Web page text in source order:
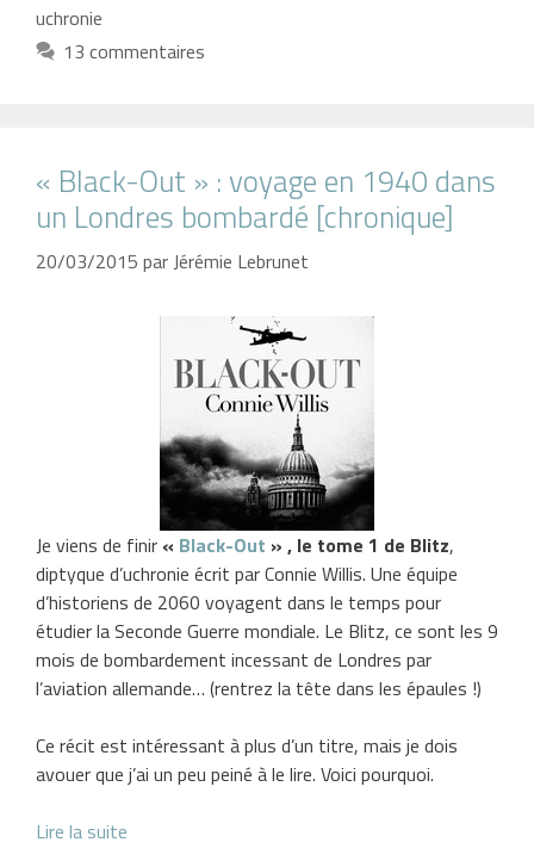
uchronie
13 commentaires
« Black-Out » : voyage en 1940 dans
un Londres bombardé [chronique]
20/03/2015 par Jérémie Lebrunet
Je viens de finir « Black-Out » , le tome 1 de Blitz,
diptyque d’uchronie écrit par Connie Willis. Une équipe
d’historiens de 2060 voyagent dans le temps pour
étudier la Seconde Guerre mondiale. Le Blitz, ce sont les 9
mois de bombardement incessant de Londres par
l’aviation allemande… (rentrez la tête dans les épaules !)
Ce récit est intéressant à plus d’un titre, mais je dois
avouer que j’ai un peu peiné à le lire. Voici pourquoi.
Lire la suite